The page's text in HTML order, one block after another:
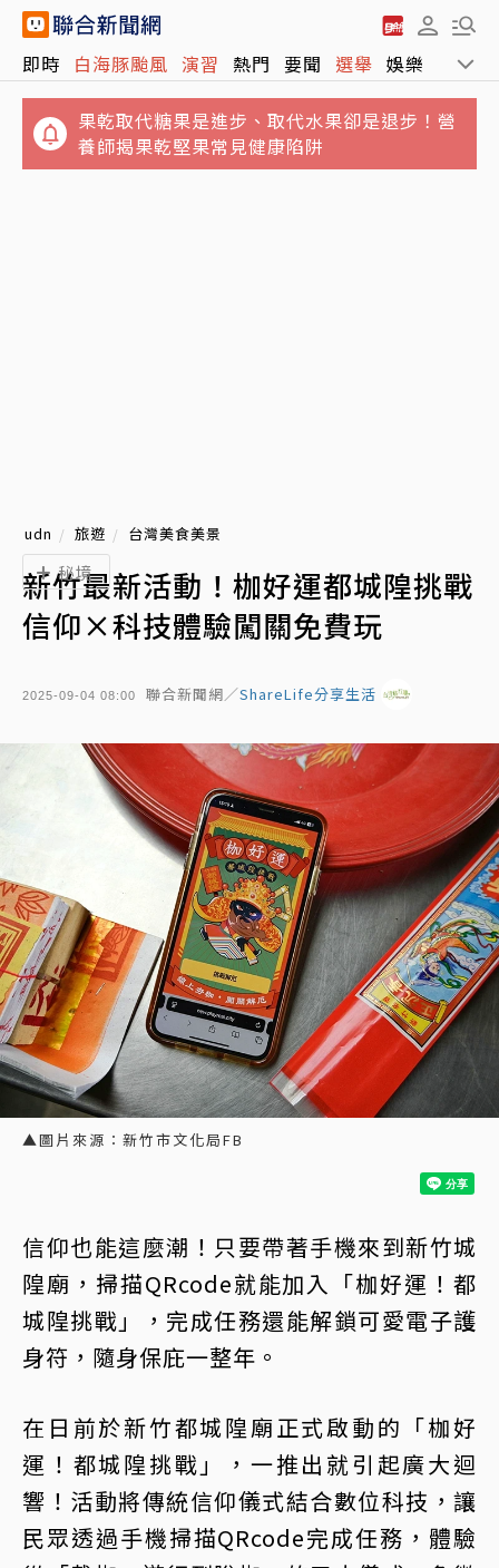
即時 白海豚颱風 演習 熱門 要聞 選舉 娛樂 運動
果乾取代糖果是進步、取代水果卻是退步！營
養師揭果乾堅果常見健康陷阱
udn 旅遊 台灣美食美景
新竹最新活動！枷好運都城隍挑戰
信仰×科技體驗闖關免費玩
2025-09-04 08:00 聯合新聞網／ShareLife分享生活
秘境
▲圖片來源：新竹市文化局FB
信仰也能這麼潮！只要帶著手機來到新竹城
隍廟，掃描QRcode就能加入「枷好運！都
城隍挑戰」，完成任務還能解鎖可愛電子護
身符，隨身保庇一整年。
在日前於新竹都城隍廟正式啟動的「枷好
運！都城隍挑戰」，一推出就引起廣大迴
響！活動將傳統信仰儀式結合數位科技，讓
民眾透過手機掃描QRcode完成任務，體驗